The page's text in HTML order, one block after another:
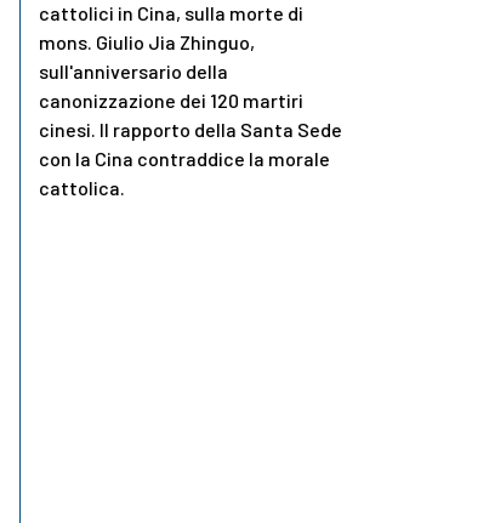
cattolici in Cina, sulla morte di
mons. Giulio Jia Zhinguo,
sull'anniversario della
canonizzazione dei 120 martiri
cinesi. Il rapporto della Santa Sede
con la Cina contraddice la morale
cattolica.